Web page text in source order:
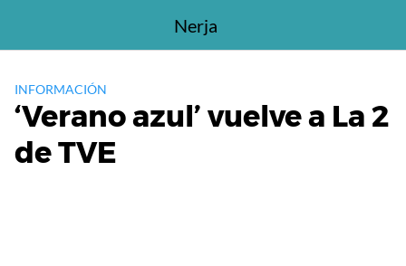
contenido
Nerja
INFORMACIÓN
‘Verano azul’ vuelve a La 2
de TVE